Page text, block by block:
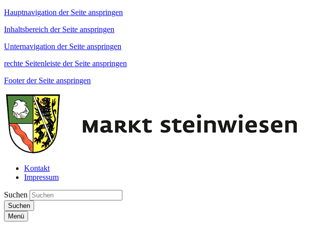
Hauptnavigation der Seite anspringen
Inhaltsbereich der Seite anspringen
Unternavigation der Seite anspringen
rechte Seitenleiste der Seite anspringen
Footer der Seite anspringen
Kontakt
Impressum
Suchen
Suchen
Menü